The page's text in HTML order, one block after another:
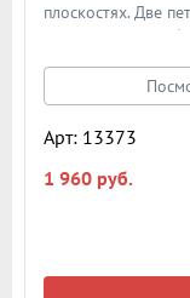
плоскостях. Две
подходят для
золото. В
размеры петли
Арт: 13373
1 960 руб.